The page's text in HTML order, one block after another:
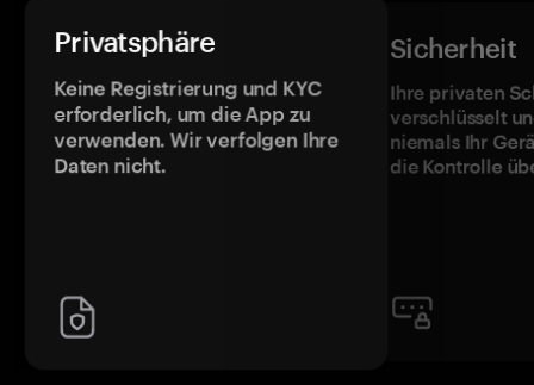
Privatsphäre
Keine Registrierung und KYC
erforderlich, um die App zu
verwenden. Wir verfolgen Ihre
Daten nicht.
Sicherheit
Ihre privaten
verschlüsselt
niemals Ihr
die Kontrolle